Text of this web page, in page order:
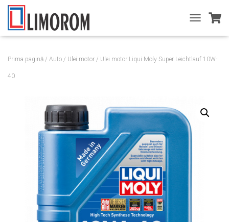
O
Prima pagină / Auto / Ulei motor / Ulei motor Liqui Moly Super Leichtlauf 10W-
40